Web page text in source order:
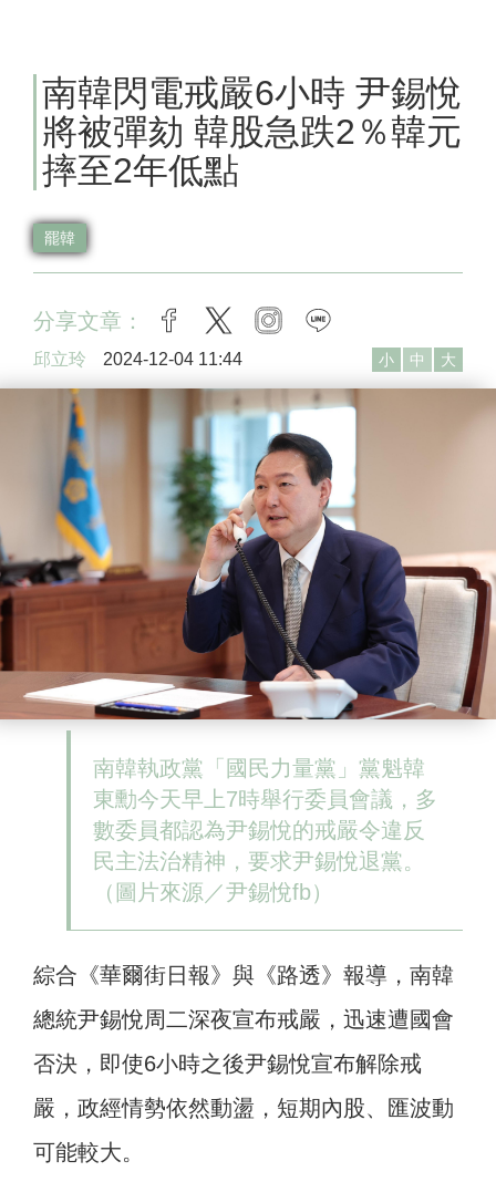
南韓閃電戒嚴6小時 尹錫悅
將被彈劾 韓股急跌2％韓元
摔至2年低點
罷韓
分享文章： facebook
twitter instagram
邱立玲 2024-12-04 11:44 小 中 大
南韓執政黨「國民力量黨」黨魁韓
東勳今天早上7時舉行委員會議，多
數委員都認為尹錫悅的戒嚴令違反
民主法治精神，要求尹錫悅退黨。
（圖片來源／尹錫悅fb）
綜合《華爾街日報》與《路透》報導，南韓
總統尹錫悅周二深夜宣布戒嚴，迅速遭國會
否決，即使6小時之後尹錫悅宣布解除戒
嚴，政經情勢依然動盪，短期內股、匯波動
可能較大。